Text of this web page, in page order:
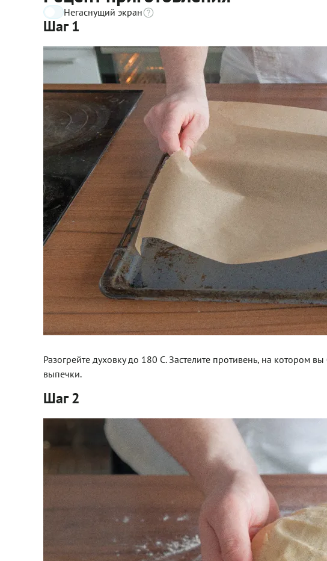
Негаснущий экран
Шаг 1
Разогрейте духовку до 180 С. Застелите противень, на котором
выпечки.
Шаг 2